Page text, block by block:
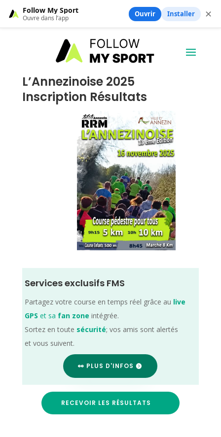
L’Annezinoise 2025
Inscription Résultats
Services exclusifs FMS
Partagez votre course en temps réel grâce au live
GPS et sa fan zone intégrée.
Sortez en toute sécurité; vos amis sont alertés
et vous suivent.
👀 PLUS D'INFOS
RECEVOIR LES RÉSULTATS
Follow My Sport
Ouvre dans l’app Ouvrir Installer ✕